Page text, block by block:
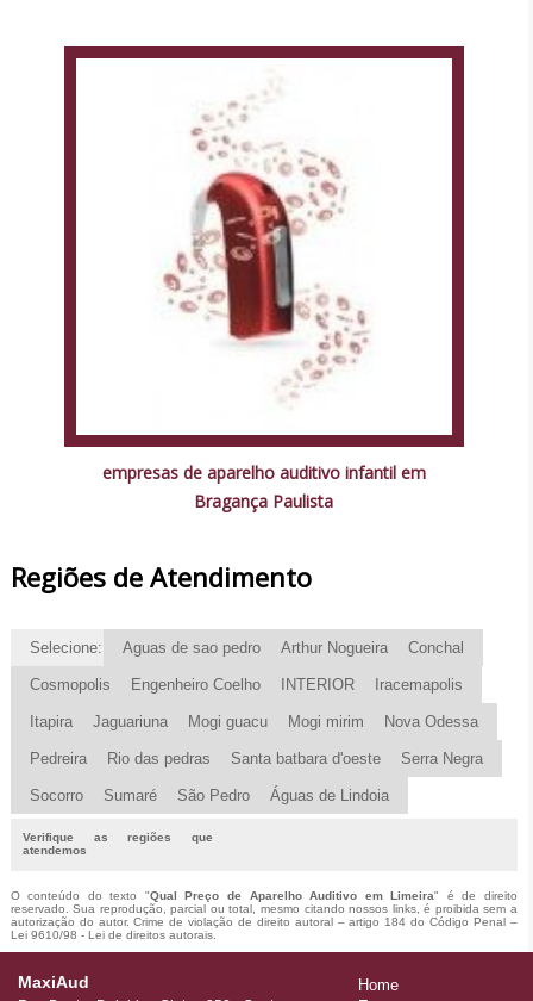
empresas de aparelho auditivo infantil em
Bragança Paulista
Regiões de Atendimento
Selecione: Aguas de sao pedro Arthur Nogueira Conchal
Cosmopolis Engenheiro Coelho INTERIOR Iracemapolis
Itapira Jaguariuna Mogi guacu Mogi mirim Nova Odessa
Pedreira Rio das pedras Santa batbara d'oeste Serra Negra
Socorro Sumaré São Pedro Águas de Lindoia
Verifique as regiões que
atendemos
O conteúdo do texto "Qual Preço de Aparelho Auditivo em Limeira" é de direito
reservado. Sua reprodução, parcial ou total, mesmo citando nossos links, é proibida sem a
autorização do autor. Crime de violação de direito autoral – artigo 184 do Código Penal –
Lei 9610/98 - Lei de direitos autorais.
MaxiAud
Home